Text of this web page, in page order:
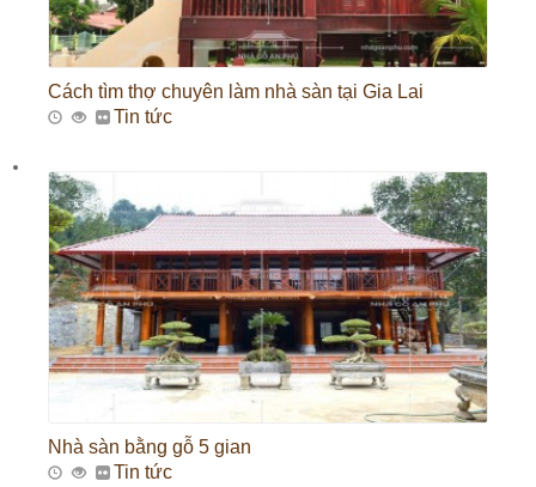
Cách tìm thợ chuyên làm nhà sàn tại Gia Lai
Tin tức
Nhà sàn bằng gỗ 5 gian
Tin tức